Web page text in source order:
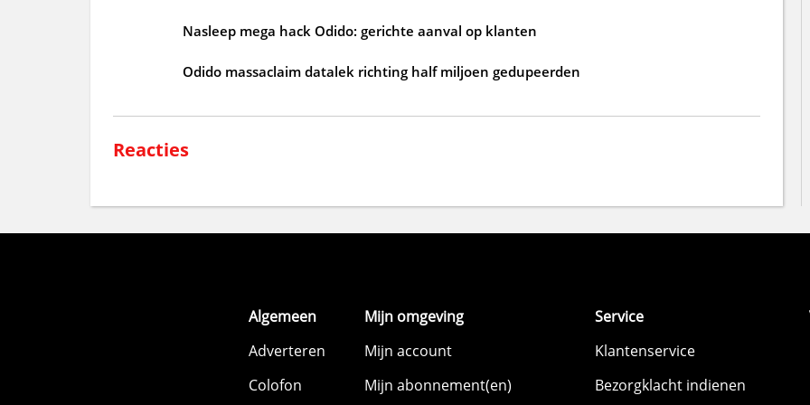
Nasleep mega hack Odido: gerichte aanval op klanten
Odido massaclaim datalek richting half miljoen gedupeerden
Reacties
Algemeen
Adverteren
Colofon
Mijn omgeving
Mijn account
Mijn abonnement(en)
Service
Klantenservice
Bezorgklacht indienen